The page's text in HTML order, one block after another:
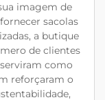
imagem de
sacolas
a butique
de clientes
como
reforçaram o